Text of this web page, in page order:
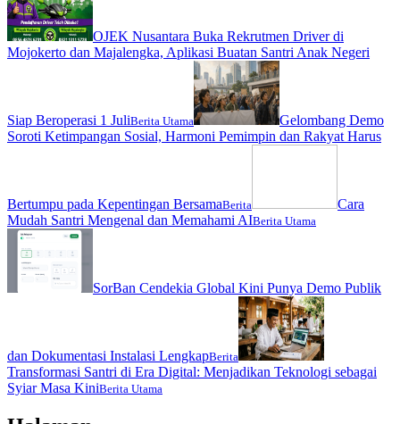
OJEK Nusantara Buka Rekrutmen Driver di
Mojokerto dan Majalengka, Aplikasi Buatan Santri Anak Negeri
Siap Beroperasi 1 JuliBerita Utama
Gelombang Demo
Soroti Ketimpangan Sosial, Harmoni Pemimpin dan Rakyat Harus
Bertumpu pada Kepentingan BersamaBerita
Cara
Mudah Santri Mengenal dan Memahami AIBerita Utama
SorBan Cendekia Global Kini Punya Demo Publik
dan Dokumentasi Instalasi LengkapBerita
Transformasi Santri di Era Digital: Menjadikan Teknologi sebagai
Syiar Masa KiniBerita Utama